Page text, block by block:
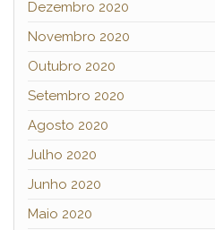
Dezembro 2020
Novembro 2020
Outubro 2020
Setembro 2020
Agosto 2020
Julho 2020
Junho 2020
Maio 2020